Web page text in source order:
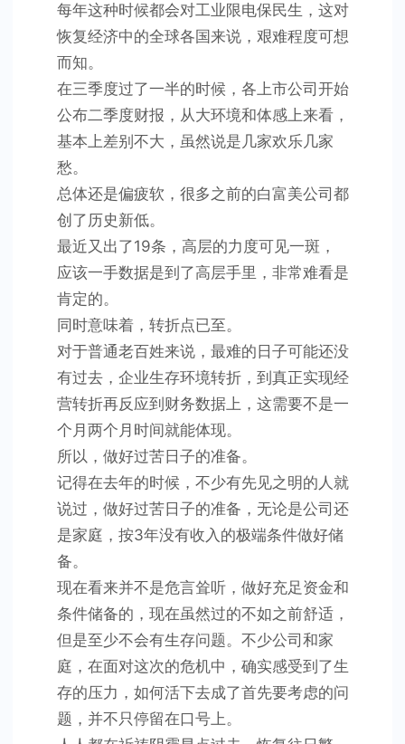
每年这种时候都会对工业限电保民生，这对
恢复经济中的全球各国来说，艰难程度可想
而知。
在三季度过了一半的时候，各上市公司开始
公布二季度财报，从大环境和体感上来看，
基本上差别不大，虽然说是几家欢乐几家
愁。
总体还是偏疲软，很多之前的白富美公司都
创了历史新低。
最近又出了19条，高层的力度可见一斑，
应该一手数据是到了高层手里，非常难看是
肯定的。
同时意味着，转折点已至。
对于普通老百姓来说，最难的日子可能还没
有过去，企业生存环境转折，到真正实现经
营转折再反应到财务数据上，这需要不是一
个月两个月时间就能体现。
所以，做好过苦日子的准备。
记得在去年的时候，不少有先见之明的人就
说过，做好过苦日子的准备，无论是公司还
是家庭，按3年没有收入的极端条件做好储
备。
现在看来并不是危言耸听，做好充足资金和
条件储备的，现在虽然过的不如之前舒适，
但是至少不会有生存问题。不少公司和家
庭，在面对这次的危机中，确实感受到了生
存的压力，如何活下去成了首先要考虑的问
题，并不只停留在口号上。